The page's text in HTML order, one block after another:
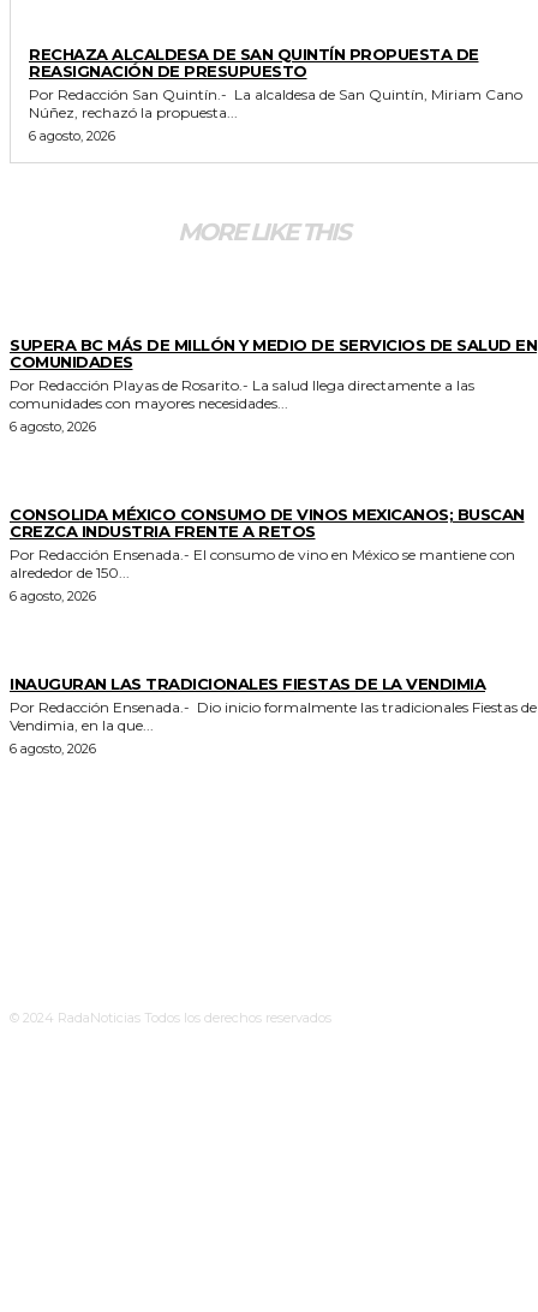
RECHAZA ALCALDESA DE SAN QUINTÍN PROPUESTA DE
REASIGNACIÓN DE PRESUPUESTO
Por Redacción San Quintín.- La alcaldesa de San Quintín, Miriam Cano
Núñez, rechazó la propuesta...
6 agosto, 2026
MORE LIKE THIS
SUPERA BC MÁS DE MILLÓN Y MEDIO DE SERVICIOS DE SALUD EN
COMUNIDADES
Por Redacción Playas de Rosarito.- La salud llega directamente a las
comunidades con mayores necesidades...
6 agosto, 2026
CONSOLIDA MÉXICO CONSUMO DE VINOS MEXICANOS; BUSCAN
CREZCA INDUSTRIA FRENTE A RETOS
Por Redacción Ensenada.- El consumo de vino en México se mantiene con
alrededor de 150...
6 agosto, 2026
INAUGURAN LAS TRADICIONALES FIESTAS DE LA VENDIMIA
Por Redacción Ensenada.- Dio inicio formalmente las tradicionales Fiestas de la
Vendimia, en la que...
6 agosto, 2026
© 2024 RadaNoticias Todos los derechos reservados